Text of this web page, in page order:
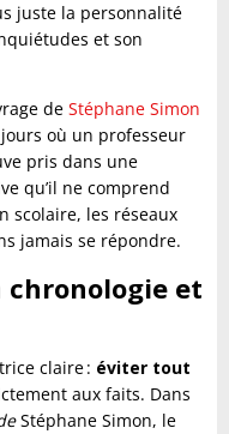
juste la personnalité
et son
de Stéphane Simon
où un professeur
pris dans une
qu’il ne comprend
scolaire, les réseaux
jamais se répondre.
chronologie et
claire : éviter tout
aux faits. Dans
Stéphane Simon, le